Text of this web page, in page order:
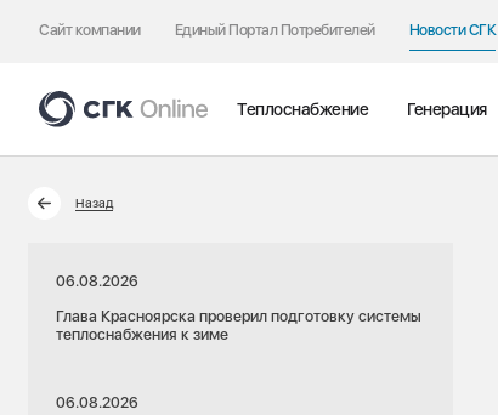
Сайт компании Единый Портал Потребителей Новости СГК
Теплоснабжение Генерация
Назад
06.08.2026
Глава Красноярска проверил подготовку системы
теплоснабжения к зиме
06.08.2026